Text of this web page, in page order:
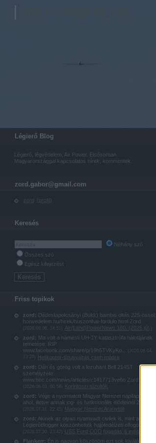
Légierő Blog
Légierő, légvédelem, Air Power. Elsősorban
Magyarországgal kapcsolatos hírek, kommentek.
zord.gabor@gmail.com
zord ( profil )
Keresés
Néhány szó
Összes szó
Egész kifejezést
Friss topikok
zord: Dédestapolcsányi (Bükk) bambis oltás 225-össel:
honvedelem.hu/hirek/huszonhat-fordulo.html Zord
Air(Land)PowerNews 160. (2026 júl.)
zord: Ma volt a námesti UH-1Y katasztrófa halottjának
temetése. RIP
www.facebook.com/share/p/19h5TVKyKo...
Helikopter-típusváltás cseh módra
zord: Dán és görög volt a lezuhant Bell 214ST
személyzete:
www.bbc.com/news/articles/c1417713ve6o Zord
Korintoszi tűzoltók
zord: Vége a nyomtatott Magyar Nemzet napilapnak,
ahol, illetve annak jog- és funkcionâlis elődjeinél 20...
Magyar Nemzet Aranytoll
zord: Akinek az olyan nyamvadt civilek is, mint a
LégierőBlogger köszönhették hajófedêlzeti elfogókötel...
USS Ford COD fogadás & indítás
Flankerr: Én is nagyon köszönöm ezt sok kiváló képet